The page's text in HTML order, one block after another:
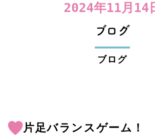
2024年11月14
ブログ
ブログ
片足バランスゲーム！